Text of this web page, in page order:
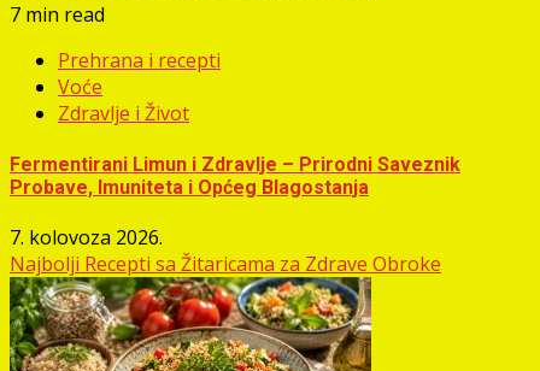
7 min read
Prehrana i recepti
Voće
Zdravlje i Život
Fermentirani Limun i Zdravlje – Prirodni Saveznik
Probave, Imuniteta i Općeg Blagostanja
7. kolovoza 2026.
Najbolji Recepti sa Žitaricama za Zdrave Obroke